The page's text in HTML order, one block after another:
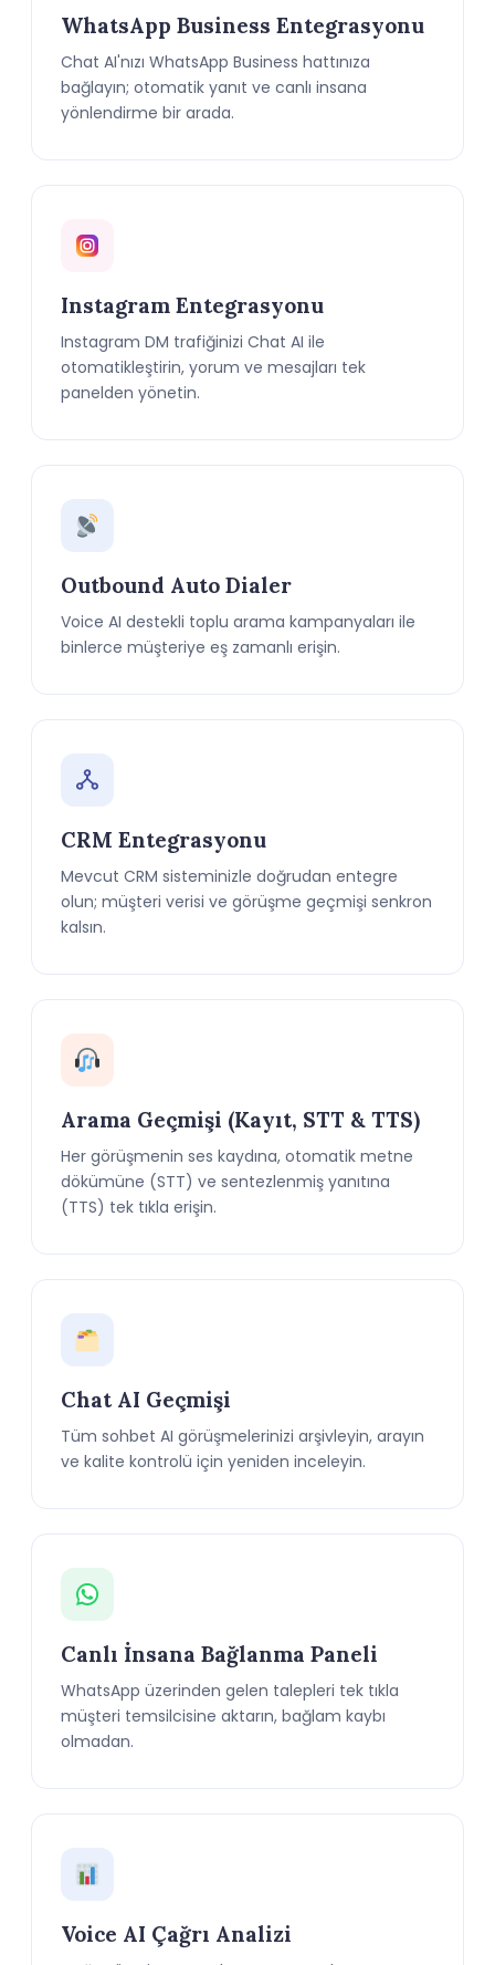
WhatsApp Business Entegrasyonu
Chat AI'nızı WhatsApp Business hattınıza
bağlayın; otomatik yanıt ve canlı insana
yönlendirme bir arada.
Instagram Entegrasyonu
Instagram DM trafiğinizi Chat AI ile
otomatikleştirin, yorum ve mesajları tek
panelden yönetin.
Outbound Auto Dialer
Voice AI destekli toplu arama kampanyaları ile
binlerce müşteriye eş zamanlı erişin.
CRM Entegrasyonu
Mevcut CRM sisteminizle doğrudan entegre
olun; müşteri verisi ve görüşme geçmişi senkron
kalsın.
Arama Geçmişi (Kayıt, STT & TTS)
Her görüşmenin ses kaydına, otomatik metne
dökümüne (STT) ve sentezlenmiş yanıtına
(TTS) tek tıkla erişin.
Chat AI Geçmişi
Tüm sohbet AI görüşmelerinizi arşivleyin, arayın
ve kalite kontrolü için yeniden inceleyin.
Canlı İnsana Bağlanma Paneli
WhatsApp üzerinden gelen talepleri tek tıkla
müşteri temsilcisine aktarın, bağlam kaybı
olmadan.
Voice AI Çağrı Analizi